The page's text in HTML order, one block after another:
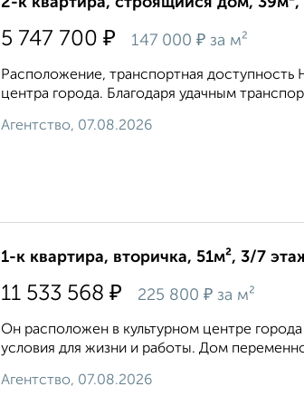
5 747 700 ₽ 147 000 ₽ за м²
Расположение, транспортная
центра города. Благодаря удачным
Агентство, 07.08.2026
1-к квартира, вторичка, 51м², 3/7
11 533 568 ₽ 225 800 ₽ за м²
Он расположен в культурном центре
условия для жизни и работы. Дом
Агентство, 07.08.2026